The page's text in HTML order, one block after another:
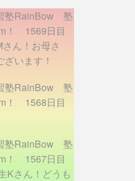
塾RainBow 塾
！ 1569日目
ん！お母さ
います！
塾RainBow 塾
！ 1568日目
塾RainBow 塾
！ 1567日目
さん！どうも